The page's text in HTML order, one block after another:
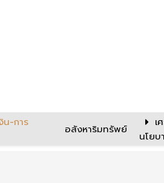
น-การ
อสังหาริมทรัพย์
เ
นโยบ